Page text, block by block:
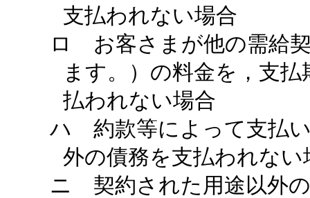
支払われない場合
ロ お客さまが他の需給
ます。）の料金を，支
払われない場合
ハ 約款等によって支払
外の債務を支払われない
ニ 契約された用途以外